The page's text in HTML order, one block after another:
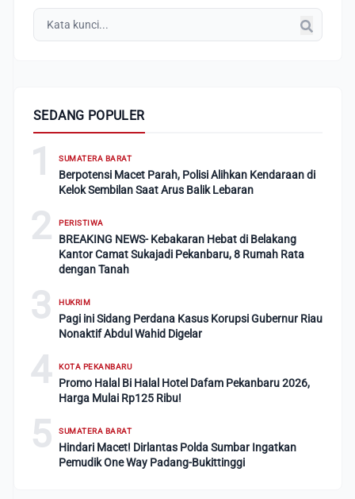
SEDANG POPULER
1 SUMATERA BARAT
Berpotensi Macet Parah, Polisi Alihkan Kendaraan di
Kelok Sembilan Saat Arus Balik Lebaran
2 PERISTIWA
BREAKING NEWS- Kebakaran Hebat di Belakang
Kantor Camat Sukajadi Pekanbaru, 8 Rumah Rata
dengan Tanah
3 HUKRIM
Pagi ini Sidang Perdana Kasus Korupsi Gubernur Riau
Nonaktif Abdul Wahid Digelar
4 KOTA PEKANBARU
Promo Halal Bi Halal Hotel Dafam Pekanbaru 2026,
Harga Mulai Rp125 Ribu!
5 SUMATERA BARAT
Hindari Macet! Dirlantas Polda Sumbar Ingatkan
Pemudik One Way Padang-Bukittinggi